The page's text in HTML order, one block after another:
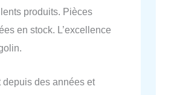
produits. Pièces
en stock. L’excellence
depuis des années et